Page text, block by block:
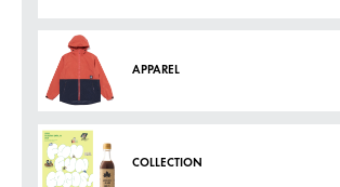
APPAREL
COLLECTION